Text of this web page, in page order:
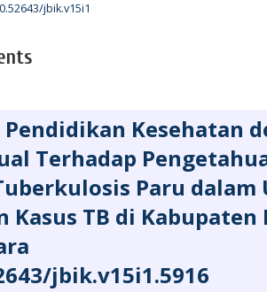
jbik.v15i1
Kesehatan
Terhadap
Paru dalam
Kasus TB di
jbik.v15i1.5916